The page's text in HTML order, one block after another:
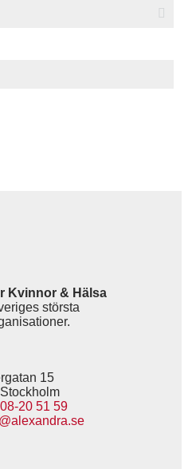
Kvinnor & Hälsa
största
15
08-20 51 59